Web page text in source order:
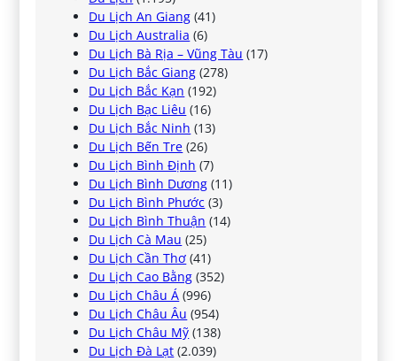
Du Lịch An Giang (41)
Du Lịch Australia (6)
Du Lịch Bà Rịa – Vũng Tàu (17)
Du Lịch Bắc Giang (278)
Du Lịch Bắc Kạn (192)
Du Lịch Bạc Liêu (16)
Du Lịch Bắc Ninh (13)
Du Lịch Bến Tre (26)
Du Lịch Bình Định (7)
Du Lịch Bình Dương (11)
Du Lịch Bình Phước (3)
Du Lịch Bình Thuận (14)
Du Lịch Cà Mau (25)
Du Lịch Cần Thơ (41)
Du Lịch Cao Bằng (352)
Du Lịch Châu Á (996)
Du Lịch Châu Âu (954)
Du Lịch Châu Mỹ (138)
Du Lịch Đà Lạt (2.039)